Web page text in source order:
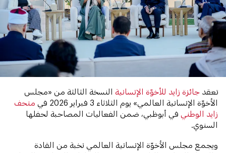
تعقد جائزة زايد للأخوّة الإنسانيةالنسخة الثالثة من «مجلس
الأخوّة الإنسانية العالمي» يوم الثلاثاء 3 فبراير 2026 في
متحف
زايد الوطني في أبوظبي، ضمن الفعاليات المصاحبة لحفلها
السنوي.
ويجمع مجلس الأخوّة الإنسانية العالمي نخبة من القادة